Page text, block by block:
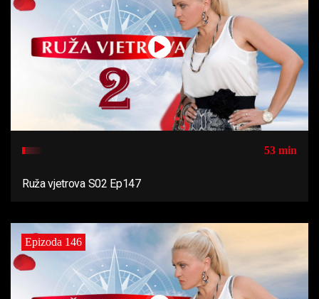
53 min
Ruža vjetrova S02 Ep147
Epizoda 146